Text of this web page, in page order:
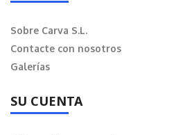
Sobre Carva S.L.
Contacte con nosotros
Galerías
SU CUENTA